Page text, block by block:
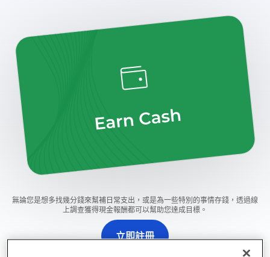
無論您是想多找幾分錢來幫補日常支出，或是為一些特別的事情存錢，透過線
上調查獲得現金報酬都可以幫助您達成目標。
立即註冊